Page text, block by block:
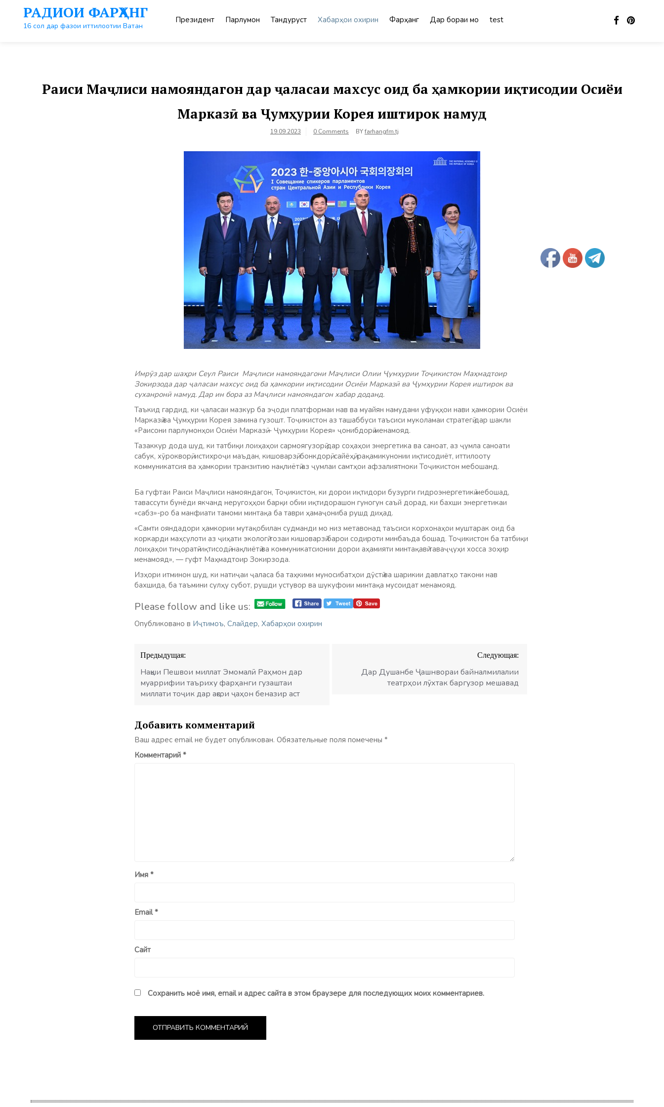
контенту
РАДИОИ ФАРҲАНГ
16 сол дар фазои иттилоотии Ватан
Президент Парлумон Тандурустӣ Хабарҳои охирин Фарҳанг Дар бораи мо test
Раиси Маҷлиси намояндагон дар ҷаласаи махсус оид ба ҳамкории иқтисодии Осиёи
Марказӣ ва Ҷумҳурии Корея иштирок намуд
19.09.2023 0 Comments BYfarhangfm.tj
Имрӯз дар шаҳри Сеул Раиси Маҷлиси намояндагони Маҷлиси Олии Ҷумҳурии Тоҷикистон Маҳмадтоир
Зокирзода дар ҷаласаи махсус оид ба ҳамкории иқтисодии Осиёи Марказӣ ва Ҷумҳурии Корея иштирок ва
суханронӣ намуд. Дар ин бора аз Маҷлиси намояндагон хабар доданд.
Таъкид гардид, ки ҷаласаи мазкур ба эҷоди платформаи нав ва муайян намудани уфуқҳои нави ҳамкории Осиёи
Марказӣ ва Ҷумҳурии Корея замина гузошт. Тоҷикистон аз ташаббуси таъсиси муколамаи стратегӣ дар шакли
«Раисони парлумонҳои Осиёи Марказӣ – Ҷумҳурии Корея» ҷонибдорӣ менамояд.
Тазаккур дода шуд, ки татбиқи лоиҳаҳои сармоягузорӣ дар соҳаҳои энергетика ва саноат, аз ҷумла саноати
сабук, хӯрокворӣ, истихроҷи маъдан, кишоварзӣ, бонкдорӣ, сайёҳӣ, рақамикунонии иқтисодиёт, иттилооту
коммуникатсия ва ҳамкории транзитию нақлиётӣ аз ҷумлаи самтҳои афзалиятноки Тоҷикистон мебошанд.
Ба гуфтаи Раиси Маҷлиси намояндагон, Тоҷикистон, ки дорои иқтидори бузурги гидроэнергетикӣ мебошад,
тавассути бунёди якчанд неругоҳҳои барқи обии иқтидорашон гуногун саъй дорад, ки бахши энергетикаи
«сабз»-ро ба манфиати тамоми минтақа ба таври ҳамаҷониба рушд диҳад.
«Самти ояндадори ҳамкории мутақобилан судманди мо низ метавонад таъсиси корхонаҳои муштарак оид ба
коркарди маҳсулоти аз ҷиҳати экологӣ тозаи кишоварзӣ барои содироти минбаъда бошад. Тоҷикистон ба татбиқи
лоиҳаҳои тиҷоратӣ-иқтисодӣ, нақлиётӣ ва коммуникатсионии дорои аҳамияти минтақавӣ таваҷҷуҳи хосса зоҳир
менамояд», — гуфт Маҳмадтоир Зокирзода.
Изҳори итминон шуд, ки натиҷаи ҷаласа ба таҳкими муносибатҳои дӯстӣ ва шарикии давлатҳо такони нав
бахшида, ба таъмини сулҳу субот, рушди устувор ва шукуфоии минтақа мусоидат менамояд.
Please follow and like us:
Опубликовано в Иҷтимоъ, Слайдер, Хабарҳои охирин
Навигация
по
записям
Предыдущая:
Нақши Пешвои миллат Эмомалӣ Раҳмон дар
муаррифии таъриху фарҳанги гузаштаи
миллати тоҷик дар ақсои ҷаҳон беназир аст
Следующая:
Дар Душанбе Ҷашнвораи байналмилалии
театрҳои лӯхтак баргузор мешавад
Добавить комментарий
Ваш адрес email не будет опубликован. Обязательные поля помечены *
Комментарий *
Имя *
Email*
Сайт
Сохранить моё имя, email и адрес сайта в этом браузере для последующих моих комментариев.